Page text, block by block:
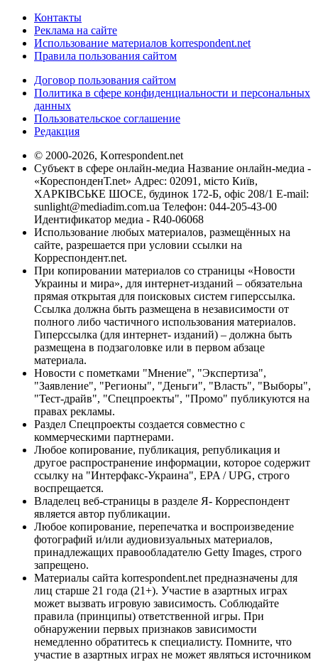
Контакты
Реклама на сайте
Использование материалов korrespondent.net
Правила пользования сайтом
Договор пользования сайтом
Политика в сфере конфиденциальности и персональных
данных
Пользовательское соглашение
Редакция
© 2000-2026, Korrespondent.net
Субъект в сфере онлайн-медиа Название онлайн-медиа -
«КореспонденТ.net» Адрес: 02091, місто Київ,
ХАРКІВСЬКЕ ШОСЕ, будинок 172-Б, офіс 208/1 E-mail:
sunlight@mediadim.com.ua Телефон: 044-205-43-00
Идентификатор медиа - R40-06068
Использование любых материалов, размещённых на
сайте, разрешается при условии ссылки на
Корреспондент.net.
При копировании материалов со страницы «Новости
Украины и мира», для интернет-изданий – обязательна
прямая открытая для поисковых систем гиперссылка.
Ссылка должна быть размещена в независимости от
полного либо частичного использования материалов.
Гиперссылка (для интернет- изданий) – должна быть
размещена в подзаголовке или в первом абзаце
материала.
Новости с пометками "Мнение", "Экспертиза",
"Заявление", "Регионы", "Деньги", "Власть", "Выборы",
"Тест-драйв", "Спецпроекты", "Промо" публикуются на
правах рекламы.
Раздел Спецпроекты создается совместно с
коммерческими партнерами.
Любое копирование, публикация, републикация и
другое распространение информации, которое содержит
ссылку на "Интерфакс-Украина", EPA / UPG, строго
воспрещается.
Владелец веб-страницы в разделе Я- Корреспондент
является автор публикации.
Любое копирование, перепечатка и воспроизведение
фотографий и/или аудиовизуальных материалов,
принадлежащих правообладателю Getty Images, строго
запрещено.
Материалы сайта korrespondent.net предназначены для
лиц старше 21 года (21+). Участие в азартных играх
может вызвать игровую зависимость. Соблюдайте
правила (принципы) ответственной игры. При
обнаружении первых признаков зависимости
немедленно обратитесь к специалисту. Помните, что
участие в азартных играх не может являться источником